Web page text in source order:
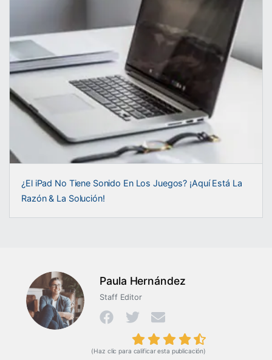
¿El iPad No Tiene Sonido En Los Juegos? ¡Aquí Está La
Razón & La Solución!
Paula Hernández
Staff Editor
(Haz clic para calificar esta publicación)